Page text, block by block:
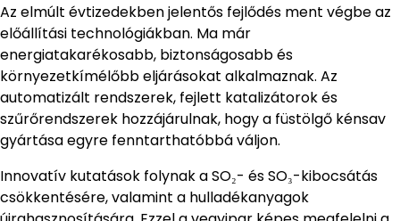
Az elmúlt évtizedekben jelentős fejlődés ment végbe az
előállítási technológiákban. Ma már
energiatakarékosabb, biztonságosabb és
környezetkímélőbb eljárásokat alkalmaznak. Az
automatizált rendszerek, fejlett katalizátorok és
szűrőrendszerek hozzájárulnak, hogy a füstölgő kénsav
gyártása egyre fenntarthatóbbá váljon.
Innovatív kutatások folynak a SO₂- és SO₃-kibocsátás
csökkentésére, valamint a hulladékanyagok